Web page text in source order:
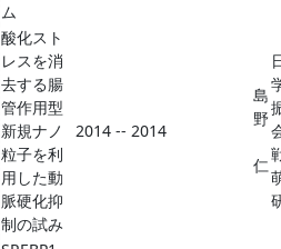
ム
酸化スト
レスを消
去する腸
管作用型
新規ナノ
粒子を利
用した動
脈硬化抑
制の試み
2014 -- 2014
島
野
仁